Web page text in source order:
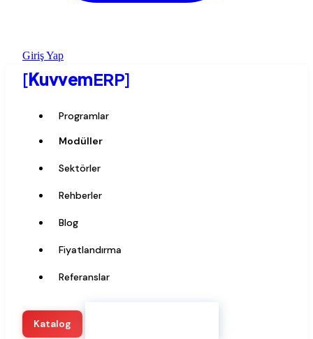
Giriş Yap
[KuvvemERP]
Programlar
Modüller
Sektörler
Rehberler
Blog
Fiyatlandırma
Referanslar
Katalog